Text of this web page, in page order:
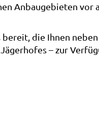
Anbaugebieten vor
die Ihnen
– zur